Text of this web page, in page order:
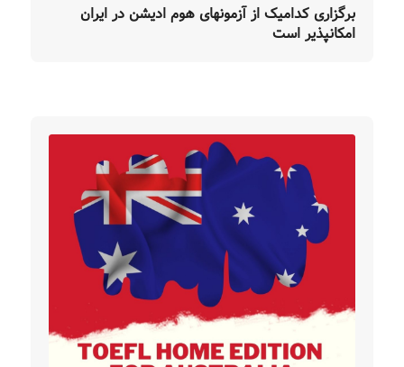
برگزاری‌ کدامیک از آزمونهای هوم ادیشن در ایران
امکانپذیر است